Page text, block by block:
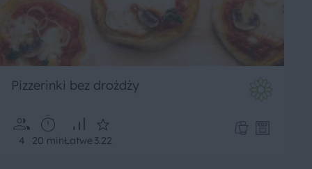
Pizzerinki bez drożdży
4 20 minŁatwe 3.22